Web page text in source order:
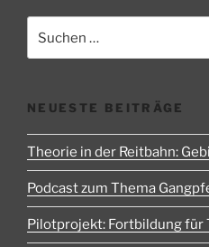
nach:
NEUESTE BEITRÄGE
Theorie in der Reitbahn:
Podcast zum Thema
Pilotprojekt: Fortbildung für